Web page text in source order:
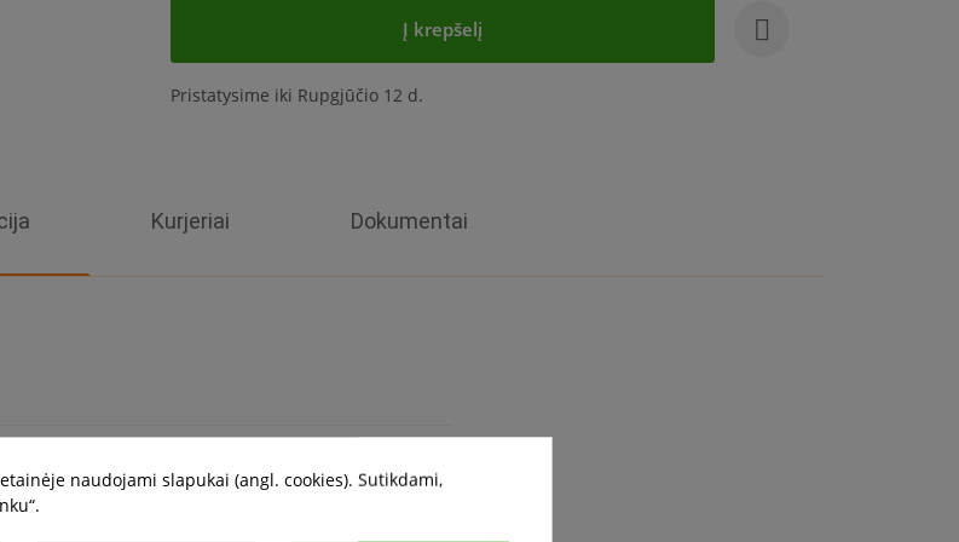
Į krepšelį
Pristatysime iki Rupgjūčio 12 d.
Kurjeriai Dokumentai
naudojami slapukai (angl. cookies). Sutikdami,